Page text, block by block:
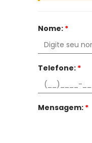
Nome: *
Telefone: *
Mensagem: *